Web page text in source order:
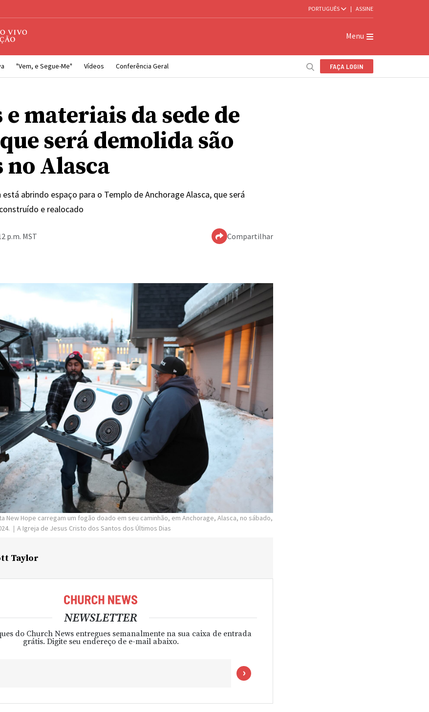
PORTUGUÊS | ASSINE
Menu
"Vem, e Segue-Me" Vídeos Conferência Geral FAÇA LOGIN
e materiais da sede de
será demolida são
no Alasca
abrindo espaço para o Templo de Anchorage Alasca, que será
e realocado
p.m. MST Compartilhar
New Hope carregam um fogão doado em seu caminhão, em Anchorage, Alasca, no sábado,
A Igreja de Jesus Cristo dos Santos dos Últimos Dias
Taylor
NEWSLETTER
do Church News entregues semanalmente na sua caixa de entrada
grátis. Digite seu endereço de e-mail abaixo.